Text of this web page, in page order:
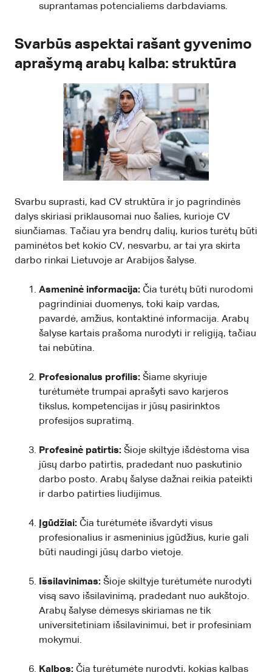
suprantamas potencialiems darbdaviams.
Svarbūs aspektai rašant gyvenimo
aprašymą arabų kalba: struktūra
Svarbu suprasti, kad CV struktūra ir jo pagrindinės
dalys skiriasi priklausomai nuo šalies, kurioje CV
siunčiamas. Tačiau yra bendrų dalių, kurios turėtų būti
paminėtos bet kokio CV, nesvarbu, ar tai yra skirta
darbo rinkai Lietuvoje ar Arabijos šalyse.
Asmeninė informacija: Čia turėtų būti nurodomi
pagrindiniai duomenys, toki kaip vardas,
pavardė, amžius, kontaktinė informacija. Arabų
šalyse kartais prašoma nurodyti ir religiją, tačiau
tai nebūtina.
Profesionalus profilis: Šiame skyriuje
turėtumėte trumpai aprašyti savo karjeros
tikslus, kompetencijas ir jūsų pasirinktos
profesijos supratimą.
Profesinė patirtis: Šioje skiltyje išdėstoma visa
jūsų darbo patirtis, pradedant nuo paskutinio
darbo posto. Arabų šalyse dažnai reikia pateikti
ir darbo patirties liudijimus.
Įgūdžiai: Čia turėtumėte išvardyti visus
profesionalius ir asmeninius įgūdžius, kurie gali
būti naudingi jūsų darbo vietoje.
Išsilavinimas: Šioje skiltyje turėtumėte nurodyti
visą savo išsilavinimą, pradedant nuo aukštojo.
Arabų šalyse dėmesys skiriamas ne tik
universitetiniam išsilavinimui, bet ir profesiniam
mokymui.
Kalbos: Čia turėtumėte nurodyti, kokias kalbas